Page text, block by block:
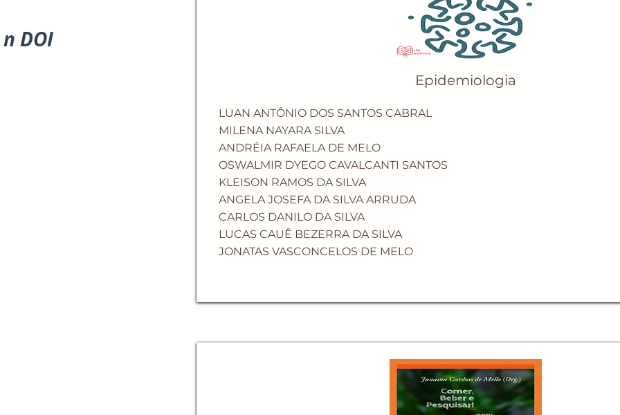
n DOI
Epidemiologia
LUAN ANTÔNIO DOS SANTOS CABRAL
MILENA NAYARA SILVA
ANDRÉIA RAFAELA DE MELO
OSWALMIR DYEGO CAVALCANTI SANTOS
KLEISON RAMOS DA SILVA
ANGELA JOSEFA DA SILVA ARRUDA
CARLOS DANILO DA SILVA
LUCAS CAUÊ BEZERRA DA SILVA
JONATAS VASCONCELOS DE MELO